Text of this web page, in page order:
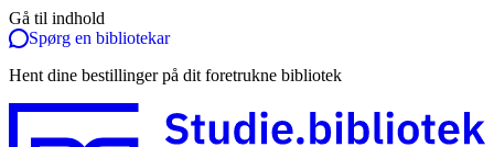
Gå til indhold
Spørg en bibliotekar
Hent dine bestillinger på dit foretrukne bibliotek